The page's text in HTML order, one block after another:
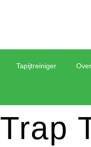
Tapijtreiniger
Trap